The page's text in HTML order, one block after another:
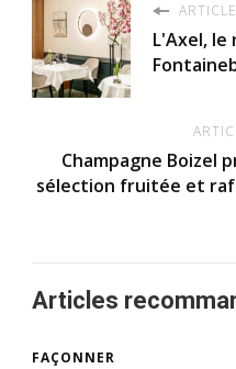
L'Axel,
Champagne Boizel
sélection fruitée et
Articles
FAÇONNER